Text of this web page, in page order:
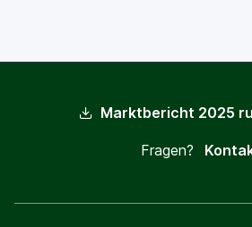
Marktbericht 2025
Fragen?